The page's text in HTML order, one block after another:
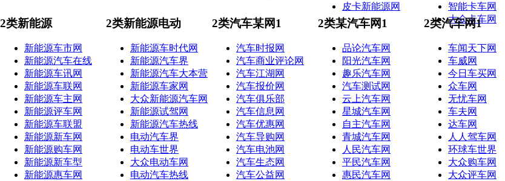
皮卡新能源网
智能卡车网
大众卡车网
2类新能源
新能源车市网
新能源汽车在线
新能源车讯网
新能源车联网
新能源车主网
新能源评车网
新能源车联盟
新能源新车网
新能源购车网
新能源新车型
新能源惠车网
2类新能源电动
新能源车时代网
新能源汽车界
新能源汽车大本营
新能源车家网
大众新能源汽车网
新能源试驾网
新能源汽车热线
电动汽车界
电动车世界
大众电动车网
电动汽车热线
2类汽车某网1
汽车时报网
汽车商业评论网
汽车江湖网
汽车报价网
汽车俱乐部
汽车信息网
汽车优惠网
汽车导购网
汽车电池网
汽车生态网
汽车公益网
2类某汽车网1
品论汽车网
阳光汽车网
趣乐汽车网
汽车测试网
云上汽车网
星城汽车网
自主汽车网
青城汽车网
人民汽车网
平民汽车网
惠民汽车网
2类汽车网1
车闻天下网
车威网
今日车买网
众车网
无忧车网
车夫网
达车网
人人驾车网
环球车世界
大众购车网
大众评车网